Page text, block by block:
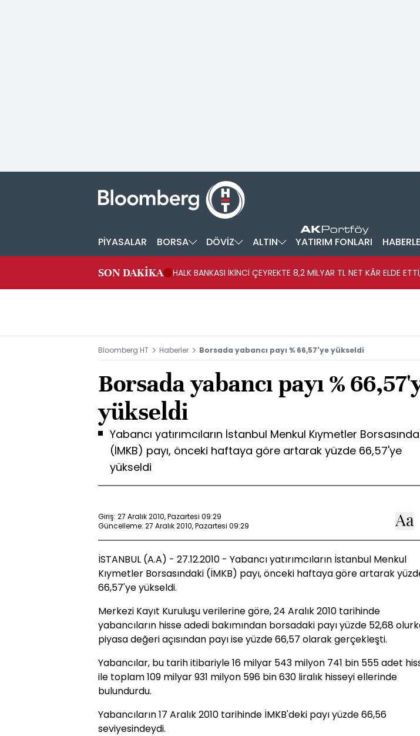
PİYASALAR BORSA DÖVİZ ALTIN YATIRIM FONLARI
SON DAKİKA HALK BANKASI İKİNCİ ÇEYREKTE 8,2 MİLYAR TL NET KÂR ELDE
Bloomberg HT Haberler Borsada yabancı payı % 66,57'ye yükseldi
Borsada yabancı payı %
yükseldi
Yabancı yatırımcıların İstanbul Menkul Kıymetler
(İMKB) payı, önceki haftaya göre artarak yüzde 66,57'ye
yükseldi
Giriş: 27 Aralık 2010, Pazartesi 09:29
Güncelleme: 27 Aralık 2010, Pazartesi 09:29
İSTANBUL (A.A) - 27.12.2010 - Yabancı yatırımcıların İstanbul Menkul
Kıymetler Borsasındaki (İMKB) payı, önceki haftaya göre artarak
66,57'ye yükseldi.
Merkezi Kayıt Kuruluşu verilerine göre, 24 Aralık 2010 tarihinde
yabancıların hisse adedi bakımından borsadaki payı yüzde 52,68
piyasa değeri açısından payı ise yüzde 66,57 olarak gerçekleşti.
Yabancılar, bu tarih itibariyle 16 milyar 543 milyon 741 bin 555 adet
ile toplam 109 milyar 931 milyon 596 bin 630 liralık hisseyi ellerinde
bulundurdu.
Yabancıların 17 Aralık 2010 tarihinde İMKB'deki payı yüzde 66,56
seviyesindeydi.